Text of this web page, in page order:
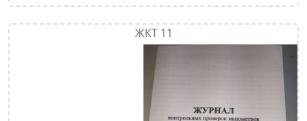
ЖКТ 11